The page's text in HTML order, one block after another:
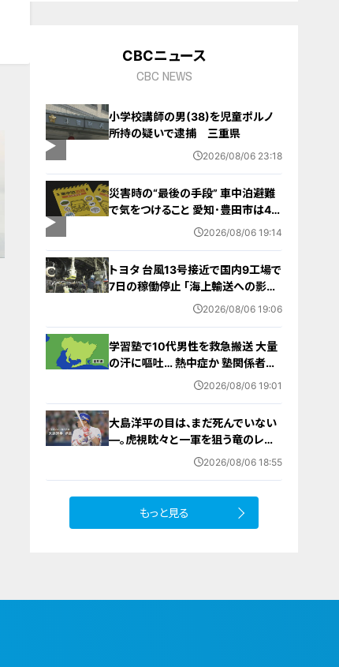
CBCニュース
CBC NEWS
小学校講師の男(38)を児童ポルノ
所持の疑いで逮捕 三重県
2026/08/06 23:18
災害時の“最後の手段” 車中泊避難
で気をつけること 愛知･豊田市は4年
前からマニュアル作成 最悪の場合2026/08/06 19:14
トヨタ 台風13号接近で国内9工場で
7日の稼働停止 ｢海上輸送への影響
を踏まえ判断｣ 夏季連休明けの17日
2026/08/06 19:06
学習塾で10代男性を救急搬送 大量
の汗に嘔吐… 熱中症か 塾関係者が
消防に通報 名古屋 2026/08/06 19:01
大島洋平の目は、まだ死んでいない
―。虎視眈々と一軍を狙う竜のレジ
ェンドが明かした現状とドラゴンズ
2026/08/06 18:55
もっと見る